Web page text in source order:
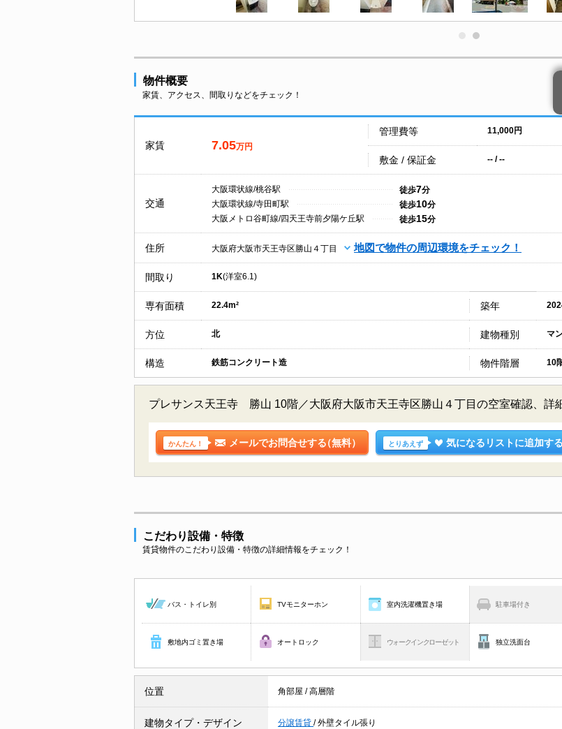
物件概要
家賃、アクセス、間取りなどをチェック！
家賃 7.05万円
管理費等 11,000円
敷金 / 保証金 -- / --
交通
大阪環状線/桃谷駅 徒歩7分
大阪環状線/寺田町駅
徒歩10分
大阪メトロ谷町線/四天王寺前夕陽ケ丘駅
徒歩15分
住所 大阪府大阪市天王寺区勝山４丁目 地図で物件の周辺環境をチェック！
間取り 1K(洋室6.1)
専有面積 22.4m² 築年
方位 北 建物種別 マ
構造 鉄筋コンクリート造 物件階層 10
プレサンス天王寺 勝山 10階／大阪府大阪市天王寺区勝山４丁目の空室確認、詳
かんたん！ メールでお問合せする（無料） とりあえず 気になるリストに追加する
こだわり設備・特徴
賃貸物件のこだわり設備・特徴の詳細情報をチェック！
バス・トイレ別 TVモニターホン 室内洗濯機置き場 駐車場付き
敷地内ゴミ置き場 オートロック ウォークインクローゼット 独立洗面台
位置 角部屋 /高層階
建物タイプ・デザイン 分譲賃貸 /外壁タイル張り